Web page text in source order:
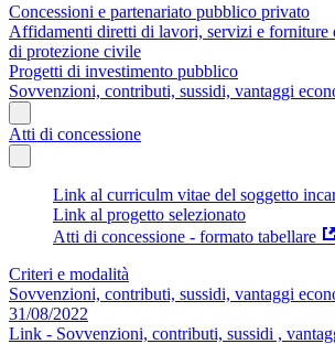
Concessioni e partenariato pubblico privato
Affidamenti diretti di lavori, servizi e forniture
di protezione civile
Progetti di investimento pubblico
Sovvenzioni, contributi, sussidi, vantaggi
Atti di concessione
Link al curriculm vitae del soggetto
Link al progetto selezionato
Atti di concessione - formato tabellare
Criteri e modalità
Sovvenzioni, contributi, sussidi, vantaggi
31/08/2022
Link - Sovvenzioni, contributi, sussidi ,